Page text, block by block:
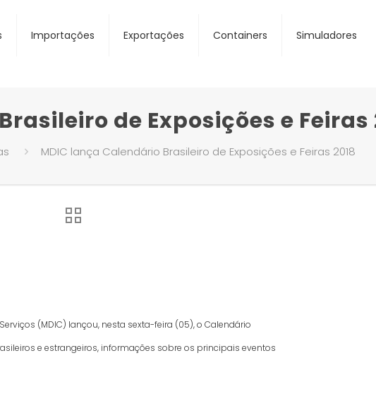
Importações Exportações Containers
Simuladores
de Exposições e Feiras
MDIC lança Calendário Brasileiro de Exposições e Feiras 2018
(MDIC) lançou, nesta sexta-feira (05), o Calendário
e estrangeiros, informações sobre os principais eventos